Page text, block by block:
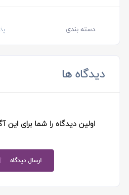
دسته بندی
دیدگاه ها
اولین دیدگاه را شما برای
ارسال دیدگاه